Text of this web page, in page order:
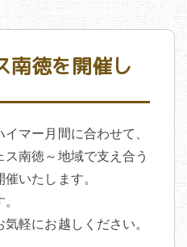
南徳を開催し
マー月間に合わせて、
南徳～地域で支え合う
いたします。
軽にお越しください。